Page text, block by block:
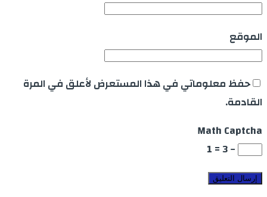
الموقع
حفظ معلوماتي في هذا المستعرض لأعلق في المرة
القادمة.
Math Captcha
− 3 = 1